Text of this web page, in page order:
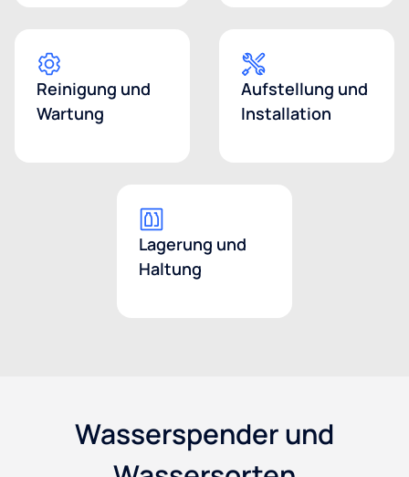
Reinigung und
Wartung
Aufstellung und
Installation
Lagerung und
Haltung
Wasserspender und